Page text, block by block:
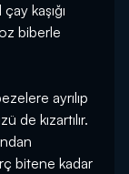
kaşığı
biberle
ayrılıp
de kızartılır.
bitene kadar